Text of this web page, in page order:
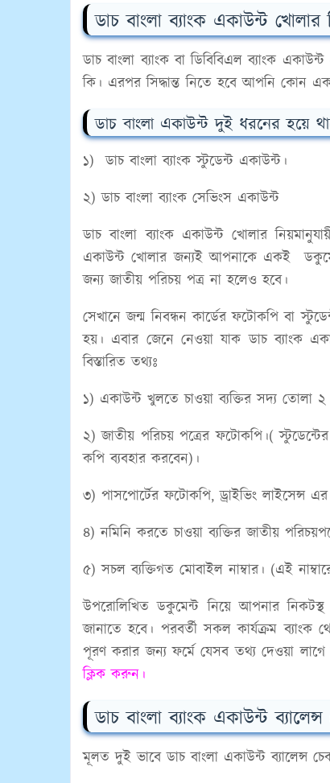
ডাচ বাংলা ব্যাংক একাউন্ট খোলার
ডাচ বাংলা ব্যাংক বা ডিবিবিএল ব্যাংক
কি। এরপর সিদ্ধান্ত নিতে হবে আপনি কোন
ডাচ বাংলা একাউন্ট দুই ধরনের হয়ে
১) ডাচ বাংলা ব্যাংক স্টুডেন্ট একাউন্ট।
২) ডাচ বাংলা ব্যাংক সেভিংস একাউন্ট
ডাচ বাংলা ব্যাংক একাউন্ট খোলার
একাউন্ট খোলার জন্যই আপনাকে একই
জন্য জাতীয় পরিচয় পত্র না হলেও হবে।
সেখানে জন্ম নিবন্ধন কার্ডের ফটোকপি বা
হয়। এবার জেনে নেওয়া যাক ডাচ ব্যাংক
বিস্তারিত তথ্যঃ
১) একাউন্ট খুলতে চাওয়া ব্যক্তির সদ্য তোলা
২) জাতীয় পরিচয় পত্রের ফটোকপি।(
কপি ব্যবহার করবেন)।
৩) পাসপোর্টের ফটোকপি, ড্রাইভিং লাইসেন্স
৪) নমিনি করতে চাওয়া ব্যক্তির জাতীয়
৫) সচল ব্যক্তিগত মোবাইল নাম্বার। (এই
উপরোলিখিত ডকুমেন্ট নিয়ে আপনার
জানাতে হবে। পরবর্তী সকল কার্যক্রম
পূরণ করার জন্য ফর্মে যেসব তথ্য দেওয়া
ক্লিক করুন।
ডাচ বাংলা ব্যাংক একাউন্ট
মূলত দুই ভাবে ডাচ বাংলা একাউন্ট ব্যালেন্স